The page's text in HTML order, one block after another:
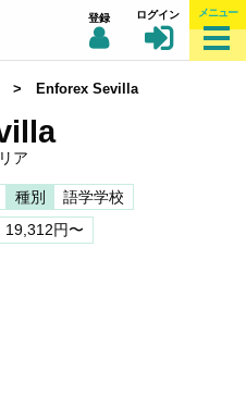
登録 ログイン メニュー
> Enforex Sevilla
ア
種別
語学学校
19,312円〜